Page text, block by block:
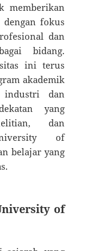
memberikan
fokus
dan
bidang.
ini terus
akademik
industri dan
yang
dan
of
belajar yang
of